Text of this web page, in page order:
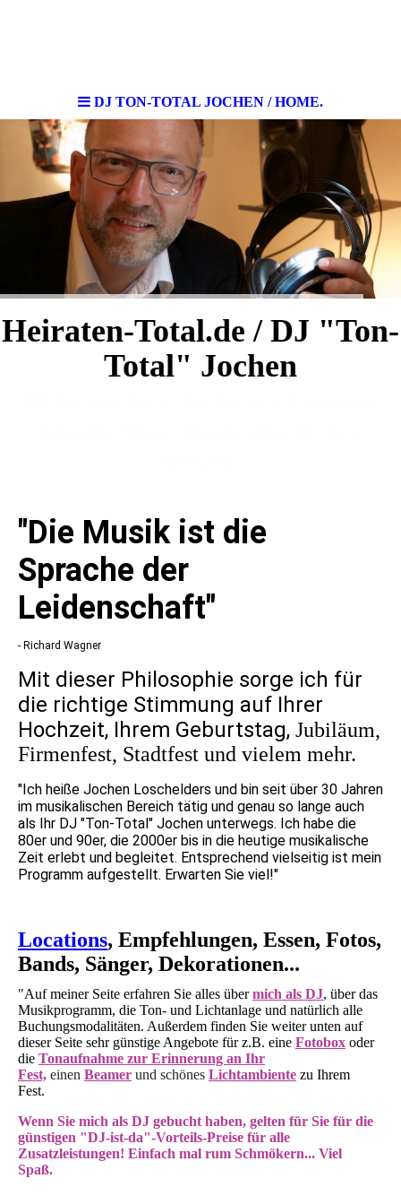
DJ TON-TOTAL JOCHEN / HOME.
Heiraten-Total.de / DJ "Ton-
Total" Jochen
"Die Musik ist die
Sprache der
Leidenschaft"
- Richard Wagner
Mit dieser Philosophie sorge ich für
die richtige Stimmung auf Ihrer
Hochzeit, Ihrem Geburtstag, Jubiläum,
Firmenfest, Stadtfest und vielem mehr.
"Ich heiße Jochen Loschelders und bin seit über 30 Jahren
im musikalischen Bereich tätig und genau so lange auch
als Ihr DJ "Ton-Total" Jochen unterwegs. Ich habe die
80er und 90er, die 2000er bis in die heutige musikalische
Zeit erlebt und begleitet. Entsprechend vielseitig ist mein
Programm aufgestellt. Erwarten Sie viel!"
Locations, Empfehlungen, Essen, Fotos,
Bands, Sänger, Dekorationen...
"Auf meiner Seite erfahren Sie alles übermich als DJ, über das
Musikprogramm, die Ton- und Lichtanlage und natürlich alle
Buchungsmodalitäten. Außerdem finden Sie weiter unten auf
dieser Seite sehr günstige Angebote für z.B. eine Fotobox oder
die Tonaufnahme zur Erinnerung an Ihr
Fest, einen Beamer und schönes Lichtambiente zu Ihrem
Fest.
Wenn Sie mich als DJ gebucht haben, gelten für Sie für die
günstigen "DJ-ist-da"-Vorteils-Preise für alle
Zusatzleistungen! Einfach mal rum Schmökern... Viel
Spaß.